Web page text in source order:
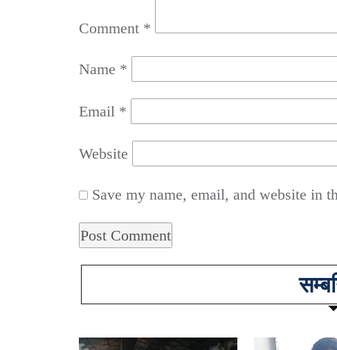
Comment *
Name *
Email *
Website
Save my name, email, and website in